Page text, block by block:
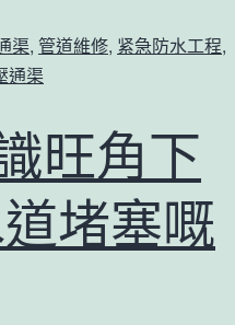
渠, 管道維修, 紧急防水工程,
通渠
旺角下
堵塞嘅